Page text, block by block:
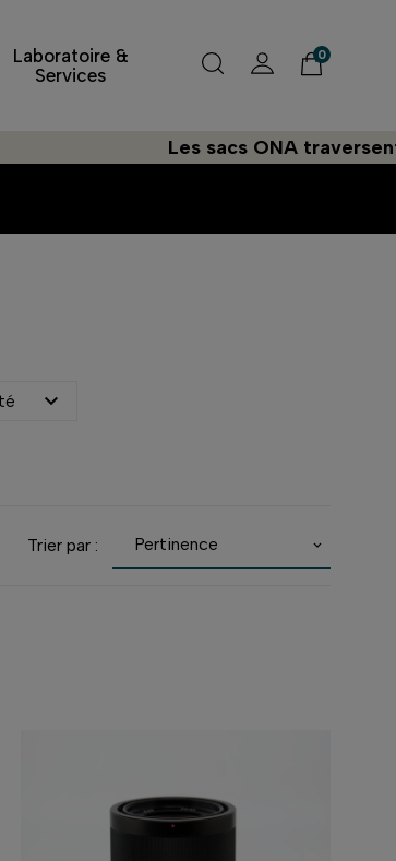
Laboratoire &
Services
0
Les sacs ONA traversent

Trier par : Pertinence 